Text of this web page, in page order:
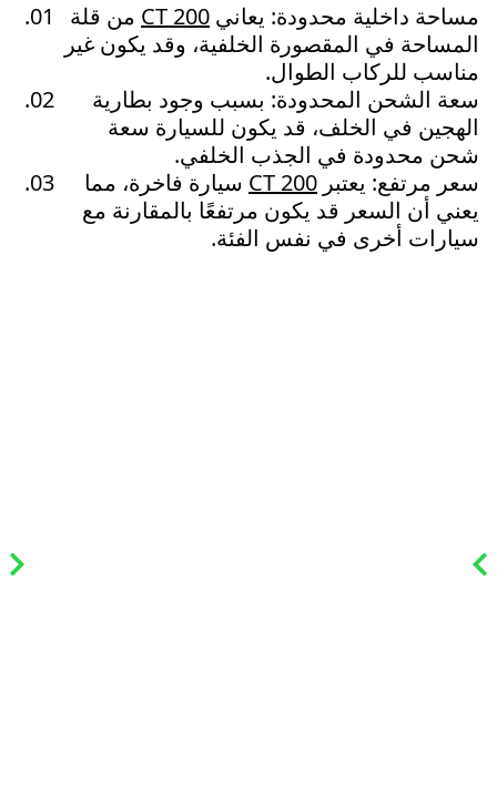
مساحة داخلية محدودة: يعاني CT 200 من قلة
المساحة في المقصورة الخلفية، وقد يكون غير
مناسب للركاب الطوال.
سعة الشحن المحدودة: بسبب وجود بطارية
الهجين في الخلف، قد يكون للسيارة سعة
شحن محدودة في الجذب الخلفي.
سعر مرتفع: يعتبر CT 200 سيارة فاخرة، مما
يعني أن السعر قد يكون مرتفعًا بالمقارنة مع
سيارات أخرى في نفس الفئة.